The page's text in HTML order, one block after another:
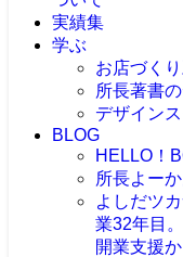
実績集
学ぶ
お店づく
所長著書
デザイン
BLOG
HELLO！
所長よー
よしだツ
業32年目
開業支援